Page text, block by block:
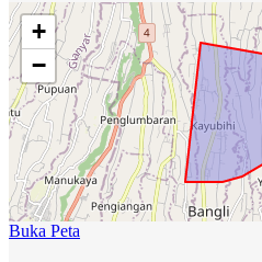
+
−
Buka Peta